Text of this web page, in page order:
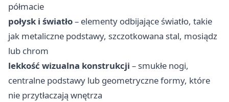
półmacie
połysk i światło– elementy odbijające światło, takie
jak metaliczne podstawy, szczotkowana stal, mosiądz
lub chrom
lekkość wizualna konstrukcji – smukłe nogi,
centralne podstawy lub geometryczne formy, które
nie przytłaczają wnętrza